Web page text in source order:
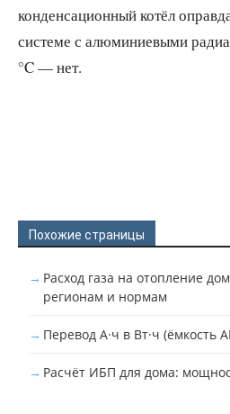
конденсационный котёл
системе с алюминиевыми
°C — нет.
Похожие страницы
Расход газа на отопление
регионам и нормам
Перевод А·ч в Вт·ч (ёмкость
Расчёт ИБП для дома: